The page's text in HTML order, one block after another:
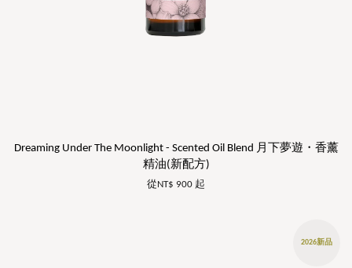
Dreaming Under The Moonlight - Scented Oil Blend 月下夢遊・香薰
精油(新配方)
從NT$ 900 起
2026新品